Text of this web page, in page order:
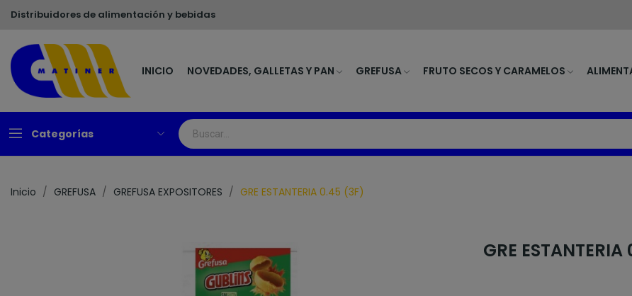
Distribuidores de alimentación y bebidas
INICIO NOVEDADES, GALLETAS Y PAN GREFUSA FRUTO SECOS Y CARAMELOS
Categorías
Inicio GREFUSA GREFUSA EXPOSITORES GRE ESTANTERIA 0.45 (3F)
GRE